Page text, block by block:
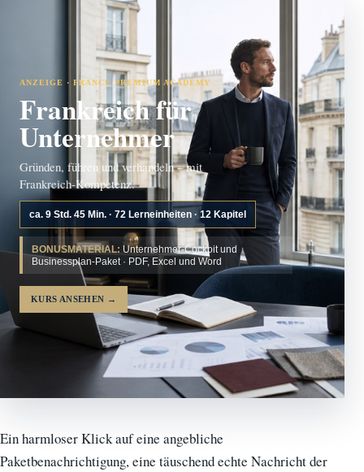
ANZEIGE · FRANCE PREMIUM ACADEMY
Frankreich für
Unternehmer
Gründen, führen und verhandeln – mit
Frankreich-Kompetenz.
ca. 9 Std. 45 Min. · 72 Lerneinheiten · 12 Kapitel
BONUSMATERIAL: Unternehmer-Cockpit und
Businessplan-Paket · PDF, Excel und Word
KURS ANSEHEN →
Ein harmloser Klick auf eine angebliche
Paketbenachrichtigung, eine täuschend echte Nachricht der